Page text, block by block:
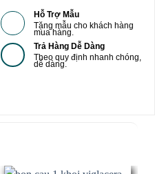
Hỗ Trợ Mẫu
Tặng mẫu cho khách hàng
mua hàng.
Trả Hàng Dễ Dàng
Theo quy định nhanh chóng,
dễ dàng.